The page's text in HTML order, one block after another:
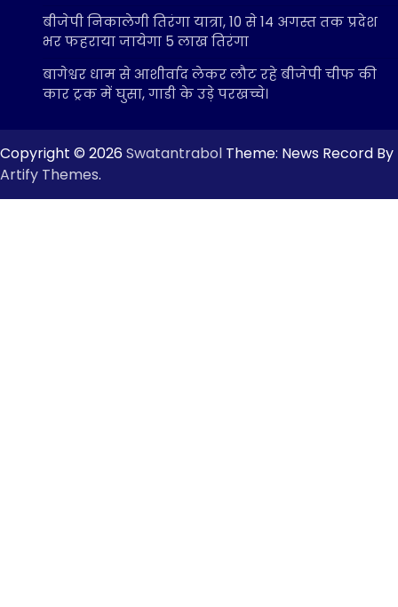
बीजेपी निकालेगी तिरंगा यात्रा, 10 से 14 अगस्त तक प्रदेश
भर फहराया जायेगा 5 लाख तिरंगा
बागेश्वर धाम से आशीर्वाद लेकर लौट रहे बीजेपी चीफ की
कार ट्रक में घुसा, गाडी के उड़े परखच्चे।
Copyright © 2026 Swatantrabol Theme: News Record By
Artify Themes.